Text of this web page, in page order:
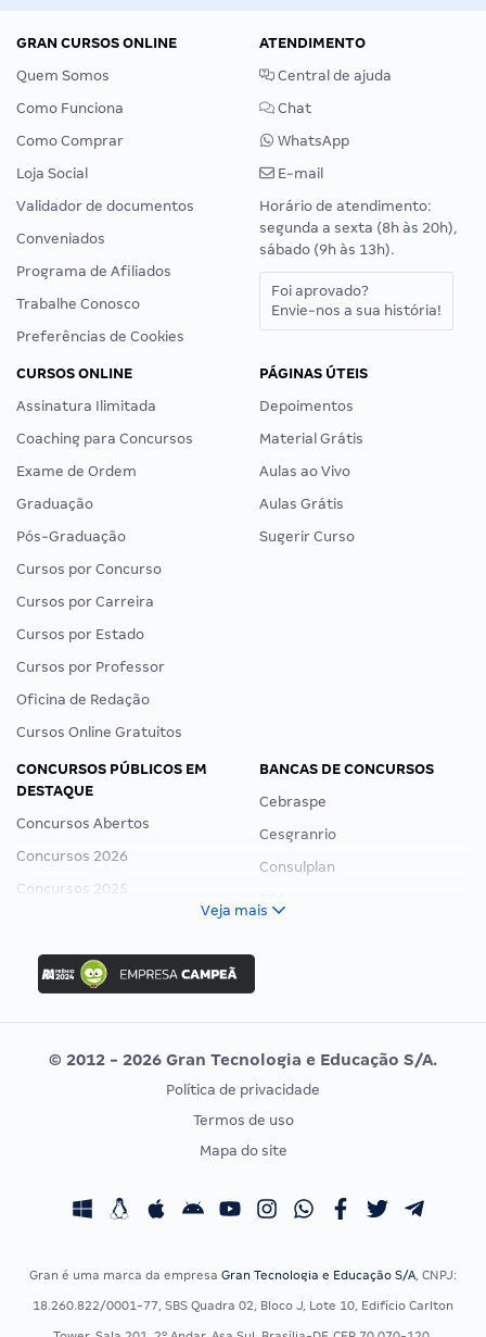
GRAN CURSOS ONLINE
Quem Somos
Como Funciona
Como Comprar
Loja Social
Validador de documentos
Conveniados
Programa de Afiliados
Trabalhe Conosco
Preferências de Cookies
ATENDIMENTO
Central de ajuda
Chat
WhatsApp
E-mail
Horário de atendimento:
segunda a sexta (8h às 20h),
sábado (9h às 13h).
Foi aprovado?
Envie-nos a sua história!
CURSOS ONLINE
Assinatura Ilimitada
Coaching para Concursos
Exame de Ordem
Graduação
Pós-Graduação
Cursos por Concurso
Cursos por Carreira
Cursos por Estado
Cursos por Professor
Oficina de Redação
Cursos Online Gratuitos
PÁGINAS ÚTEIS
Depoimentos
Material Grátis
Aulas ao Vivo
Aulas Grátis
Sugerir Curso
CONCURSOS PÚBLICOS EM
DESTAQUE
Concursos Abertos
Concursos 2026
Concursos 2025
Concurso Ibama
Concurso MPU
Editais publicados
BANCAS DE CONCURSOS
Cebraspe
Cesgranrio
Consulplan
Vunesp
CONCURSOS POR PROFISSÃO
Concursos Fiscais
Concursos Saúde
EXAME DE ORDEM
Calendário OAB
Veja mais
© 2012 - 2026 Gran Tecnologia e Educação S/A.
Política de privacidade
Termos de uso
Mapa do site
Gran é uma marca da empresa Gran Tecnologia e Educação S/A, CNPJ:
18.260.822/0001-77, SBS Quadra 02, Bloco J, Lote 10, Edifício Carlton